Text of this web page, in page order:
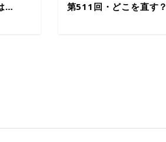
… 第511回・どこを直す？